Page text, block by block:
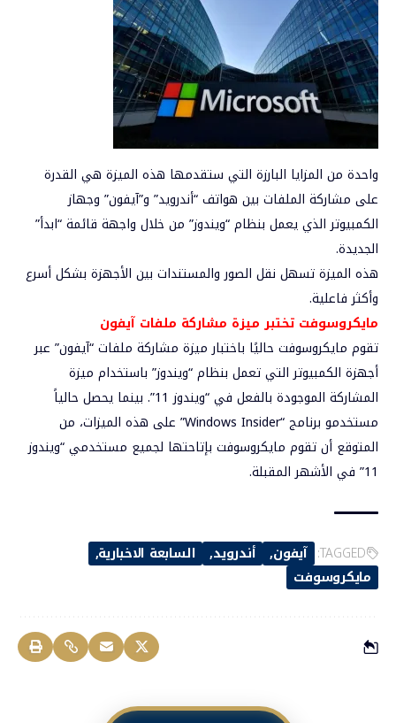
واحدة من المزايا البارزة التي ستقدمها هذه الميزة هي القدرة
على مشاركة الملفات بين هواتف “أندرويد” و”آيفون” وجهاز
الكمبيوتر الذي يعمل بنظام “ويندوز” من خلال واجهة قائمة “ابدأ”
الجديدة.
هذه الميزة تسهل نقل الصور والمستندات بين الأجهزة بشكل أسرع
وأكثر فاعلية.
مايكروسوفت تختبر ميزة مشاركة ملفات آيفون
تقوم مايكروسوفت حاليًا باختبار ميزة مشاركة ملفات “آيفون” عبر
أجهزة الكمبيوتر التي تعمل بنظام “ويندوز” باستخدام ميزة
المشاركة الموجودة بالفعل في “ويندوز 11”. بينما يحصل حالياً
مستخدمو برنامج “Windows Insider” على هذه الميزات، من
المتوقع أن تقوم مايكروسوفت بإتاحتها لجميع مستخدمي “ويندوز
11” في الأشهر المقبلة.
TAGGED: آيفون أندرويد
السابعة الاخبارية
مايكروسوفت